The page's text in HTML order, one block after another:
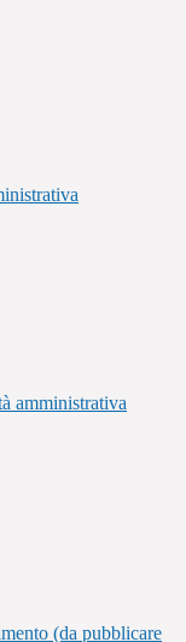
amministrativa
(da pubblicare